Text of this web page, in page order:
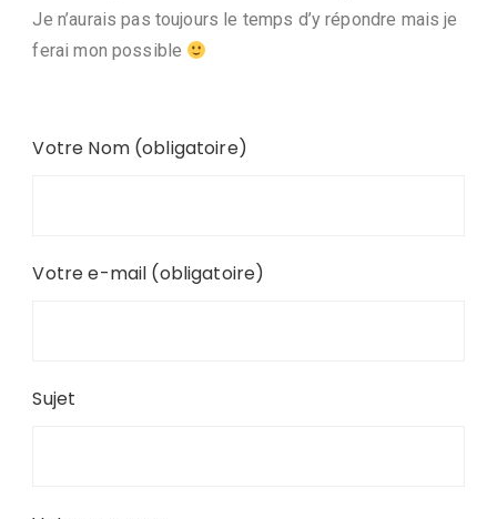
Je n’aurais pas toujours le temps d’y répondre mais je
ferai mon possible
Votre Nom (obligatoire)
Votre e-mail (obligatoire)
Sujet